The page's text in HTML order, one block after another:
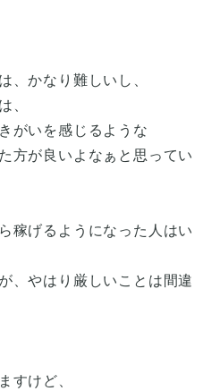
、かなり難しいし、
、
がいを感じるような
方が良いよなぁと思ってい
稼げるようになった人はい
、やはり厳しいことは間違
すけど、